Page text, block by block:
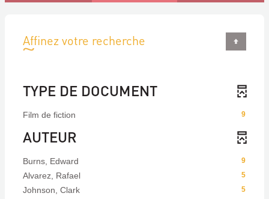
Affinez votre recherche
TYPE DE DOCUMENT
9
Film de fiction
AUTEUR
9
Burns, Edward
5
Alvarez, Rafael
5
Johnson, Clark